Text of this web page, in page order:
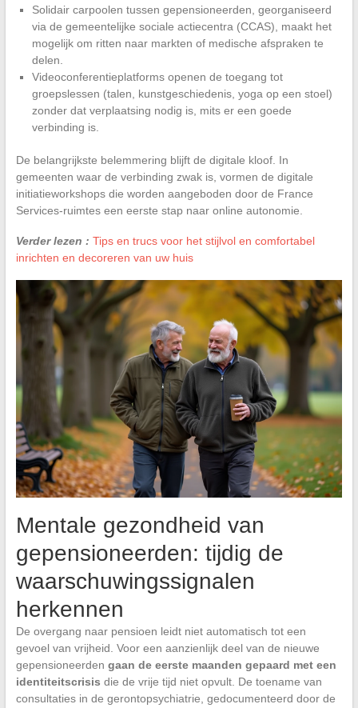
Solidair carpoolen tussen gepensioneerden, georganiseerd
via de gemeentelijke sociale actiecentra (CCAS), maakt het
mogelijk om ritten naar markten of medische afspraken te
delen.
Videoconferentieplatforms openen de toegang tot
groepslessen (talen, kunstgeschiedenis, yoga op een stoel)
zonder dat verplaatsing nodig is, mits er een goede
verbinding is.
De belangrijkste belemmering blijft de digitale kloof. In
gemeenten waar de verbinding zwak is, vormen de digitale
initiatieworkshops die worden aangeboden door de France
Services-ruimtes een eerste stap naar online autonomie.
Verder lezen : Tips en trucs voor het stijlvol en comfortabel
inrichten en decoreren van uw huis
Mentale gezondheid van
gepensioneerden: tijdig de
waarschuwingssignalen
herkennen
De overgang naar pensioen leidt niet automatisch tot een
gevoel van vrijheid. Voor een aanzienlijk deel van de nieuwe
gepensioneerden gaan de eerste maanden gepaard met een
identiteitscrisis die de vrije tijd niet opvult. De toename van
consultaties in de gerontopsychiatrie, gedocumenteerd door de